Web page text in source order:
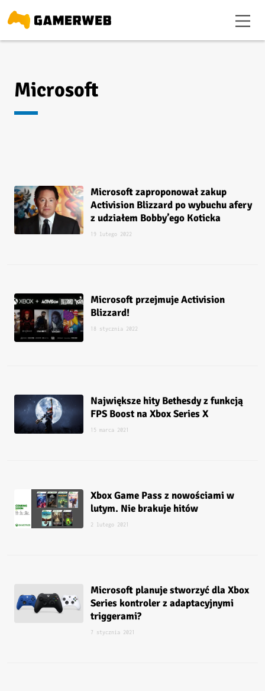
Microsoft
Microsoft zaproponował zakup
Activision Blizzard po wybuchu afery
z udziałem Bobby’ego Koticka
19 lutego 2022
Microsoft przejmuje Activision
Blizzard!
18 stycznia 2022
Największe hity Bethesdy z funkcją
FPS Boost na Xbox Series X
15 marca 2021
Xbox Game Pass z nowościami w
lutym. Nie brakuje hitów
2 lutego 2021
Microsoft planuje stworzyć dla Xbox
Series kontroler z adaptacyjnymi
triggerami?
7 stycznia 2021